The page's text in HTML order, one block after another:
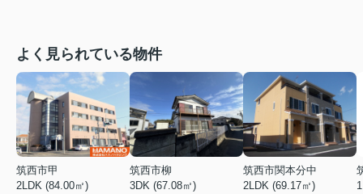
よく見られている物件
筑西市甲
2LDK (84.00㎡)
筑西市柳
3DK (67.08㎡)
筑西市関本分中
2LDK (69.17㎡)